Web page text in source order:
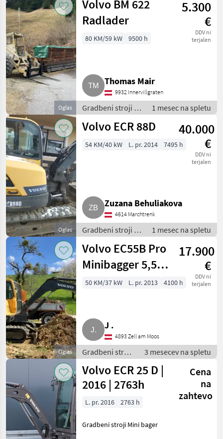
Oglas
Volvo BM 622
Radlader
5.300
€
DDV ni
terjalen
80 KM/59 kW 9500 h
Thomas Mair
9932 Innervillgraten
Gradbeni stroji /
Mini bager
1 mesec na spletu
Oglas
Volvo ECR 88D
40.000
€
DDV ni
terjalen
54 KM/40 kW L. pr. 2014 7495 h
Zuzana Behuliakova
4614 Marchtrenk
Gradbeni stroji /
Mini bager
1 mesec na spletu
Oglas
Volvo EC55B Pro
Minibagger 5,5 t
2013
17.900
€
DDV ni
terjalen
50 KM/37 kW L. pr. 2013 4100 h
J .
4893 Zell am Moos
Gradbeni stroji
/ Mini bager
3 mesecev na spletu
Volvo ECR 25 D |
2016 | 2763h
Cena
na
zahtevo
L. pr. 2016 2763 h
Gradbeni stroji Mini bager